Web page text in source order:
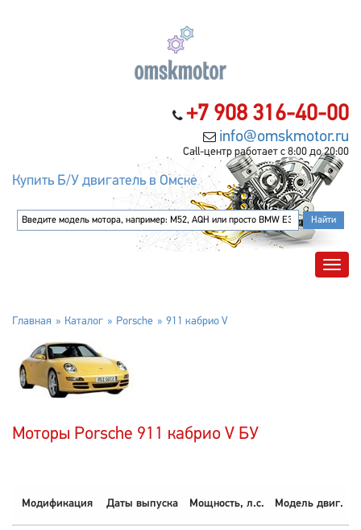
+7 908 316-40-00
info@omskmotor.ru
Call-центр работает с 8:00 до 20:00
Купить Б/У двигатель в Омске
Главная Каталог Porsche 911 кабрио V
Моторы Porsche 911 кабрио V БУ
Модификация Даты выпуска Мощность, л.с. Модель двиг.